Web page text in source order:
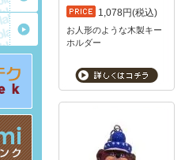
1,078円(税込)
お人形のような木製キー
ホルダー